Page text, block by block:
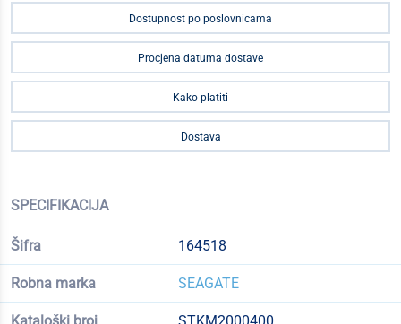
Dostupnost po poslovnicama
Procjena datuma dostave
Kako platiti
Dostava
SPECIFIKACIJA
Šifra 164518
Robna marka SEAGATE